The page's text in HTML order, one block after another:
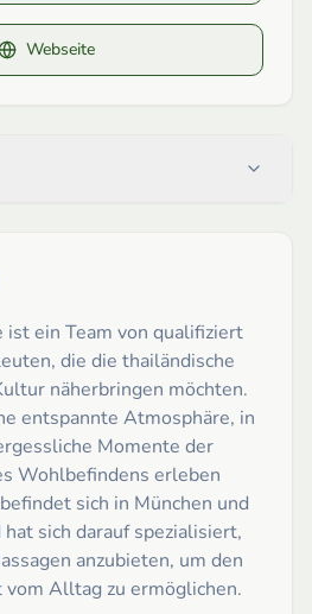
Webseite
ist ein Team von qualifiziert
die die thailändische
näherbringen möchten.
entspannte Atmosphäre, in
Momente der
Wohlbefindens erleben
sich in München und
sich darauf spezialisiert,
anzubieten, um den
vom Alltag zu ermöglichen.